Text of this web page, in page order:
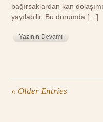
bağırsaklardan kan
yayılabilir. Bu durumda […]
Yazının Devamı
« Older Entries